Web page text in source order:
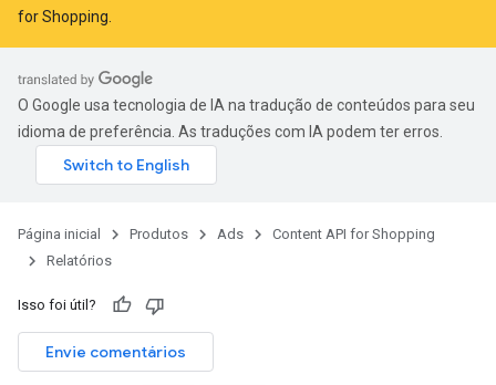
for Shopping
O Google usa tecnologia de IA na tradução de conteúdos para seu
idioma de preferência. As traduções com IA podem ter erros.
Página inicial Produtos Ads
Content API for Shopping
Relatórios
Isso foi útil?
Envie comentários